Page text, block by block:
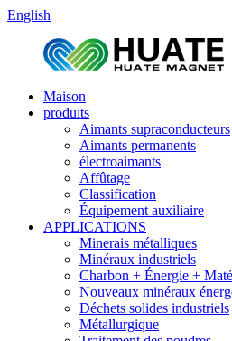
English
Maison
produits
Aimants supraconducteurs
Aimants permanents
électroaimants
Affûtage
Classification
Équipement auxiliaire
APPLICATIONS
Minerais métalliques
Minéraux industriels
Charbon + Énergie +
Nouveaux minéraux
Déchets solides industriels
Métallurgique